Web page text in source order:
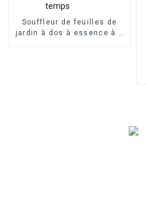
Souffleur de feuilles de
jardin à dos à essence à 2